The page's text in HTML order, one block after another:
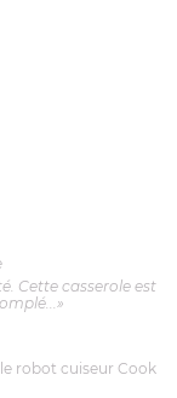
Cette casserole est
robot cuiseur Cook